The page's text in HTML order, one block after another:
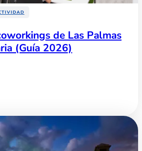
de Las Palmas
(Guía 2026)